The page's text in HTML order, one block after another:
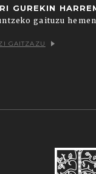
GUREKIN
gaituzu
GAITZAZU